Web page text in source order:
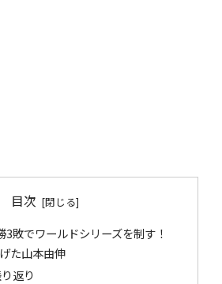
目次
3敗でワールドシリーズを制す！
た山本由伸
返り